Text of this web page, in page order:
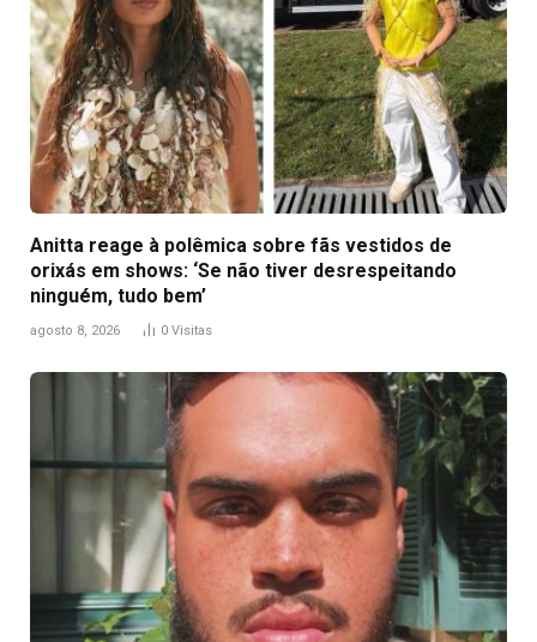
Anitta reage à polêmica sobre fãs vestidos de
orixás em shows: ‘Se não tiver desrespeitando
ninguém, tudo bem’
agosto 8, 2026 0 Visitas